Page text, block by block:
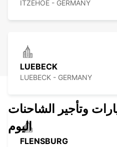
ITZEHOE - GERMANY
LUEBECK
LUEBECK - GERMANY
FLENSBURG
وتأجير الشاحنات
اليوم